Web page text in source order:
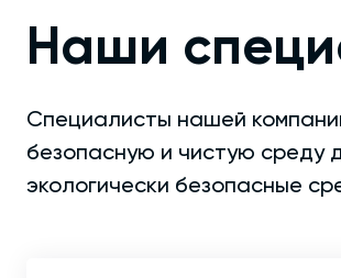
Наши
Специалисты нашей
безопасную и чистую среду
экологически безопасные